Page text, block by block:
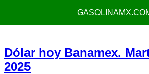
Dólar hoy Banamex.
2025